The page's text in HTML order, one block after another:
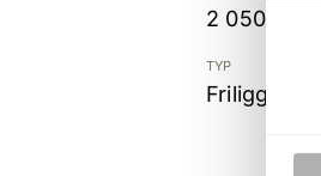
2 050 000
TYP